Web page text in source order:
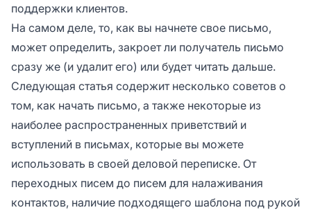
поддержки клиентов.
На самом деле, то, как вы начнете свое письмо,
может определить, закроет ли получатель письмо
сразу же (и удалит его) или будет читать дальше.
Следующая статья содержит несколько советов о
том, как начать письмо, а также некоторые из
наиболее распространенных приветствий и
вступлений в письмах, которые вы можете
использовать в своей деловой переписке. От
переходных писем до писем для налаживания
контактов, наличие подходящего шаблона под рукой